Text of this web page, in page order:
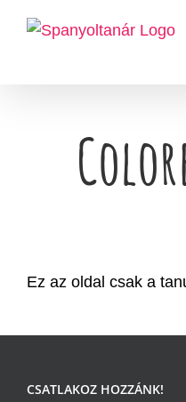
Ez az oldal csak a
CSATLAKOZ HOZZÁNK!